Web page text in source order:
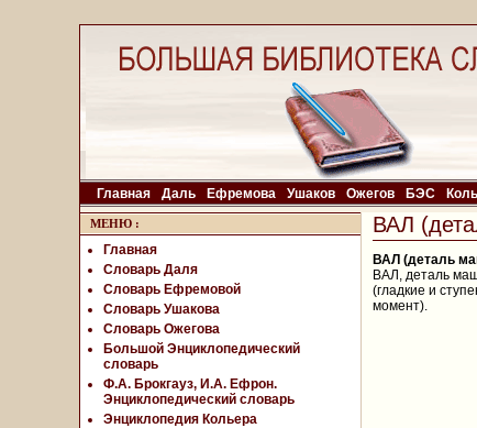
Главная Даль Ефремова Ушаков Ожегов БЭС
МЕНЮ :
Главная
Словарь Даля
Словарь Ефремовой
Словарь Ушакова
Словарь Ожегова
Большой Энциклопедический
словарь
Ф.А. Брокгауз, И.А. Ефрон.
Энциклопедический словарь
Энциклопедия Кольера
ВАЛ
ВАЛ (деталь
ВАЛ, деталь
(гладкие и
момент).